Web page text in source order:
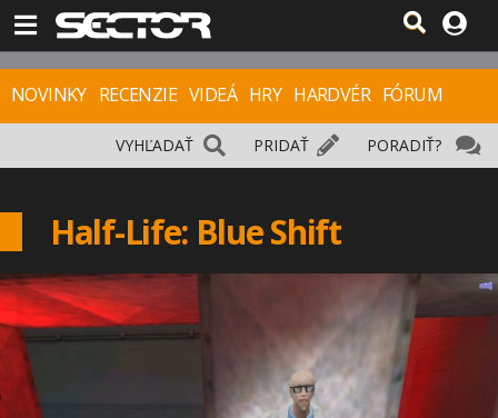
NOVINKY RECENZIE VIDEÁ HRY HARDVÉR FÓRUM
PORADIŤ?
PRIDAŤ
VYHĽADAŤ
Half-Life: Blue Shift